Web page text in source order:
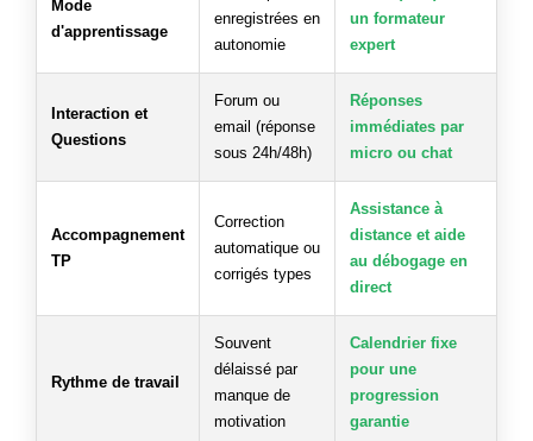
Mode
d'apprentissage
enregistrées en
autonomie
un formateur
expert
Interaction et
Questions
Forum ou
email (réponse
sous 24h/48h)
Réponses
immédiates par
micro ou chat
Accompagnement
TP
Correction
automatique ou
corrigés types
Assistance à
distance et aide
au débogage en
direct
Rythme de travail
Souvent
délaissé par
manque de
motivation
Calendrier fixe
pour une
progression
garantie